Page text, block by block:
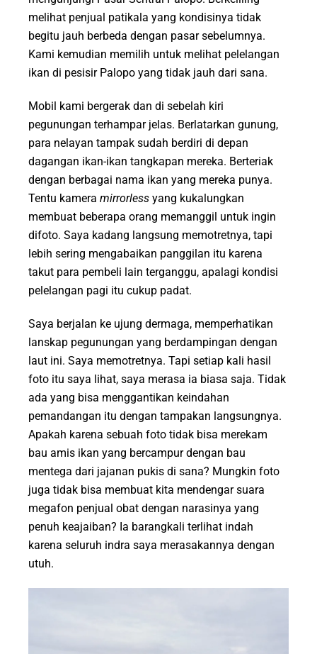
melihat penjual patikala yang kondisinya tidak
begitu jauh berbeda dengan pasar sebelumnya.
Kami kemudian memilih untuk melihat pelelangan
ikan di pesisir Palopo yang tidak jauh dari sana.
Mobil kami bergerak dan di sebelah kiri
pegunungan terhampar jelas. Berlatarkan gunung,
para nelayan tampak sudah berdiri di depan
dagangan ikan-ikan tangkapan mereka. Berteriak
dengan berbagai nama ikan yang mereka punya.
Tentu kamera mirrorless yang kukalungkan
membuat beberapa orang memanggil untuk ingin
difoto. Saya kadang langsung memotretnya, tapi
lebih sering mengabaikan panggilan itu karena
takut para pembeli lain terganggu, apalagi kondisi
pelelangan pagi itu cukup padat.
Saya berjalan ke ujung dermaga, memperhatikan
lanskap pegunungan yang berdampingan dengan
laut ini. Saya memotretnya. Tapi setiap kali hasil
foto itu saya lihat, saya merasa ia biasa saja. Tidak
ada yang bisa menggantikan keindahan
pemandangan itu dengan tampakan langsungnya.
Apakah karena sebuah foto tidak bisa merekam
bau amis ikan yang bercampur dengan bau
mentega dari jajanan pukis di sana? Mungkin foto
juga tidak bisa membuat kita mendengar suara
megafon penjual obat dengan narasinya yang
penuh keajaiban? Ia barangkali terlihat indah
karena seluruh indra saya merasakannya dengan
utuh.